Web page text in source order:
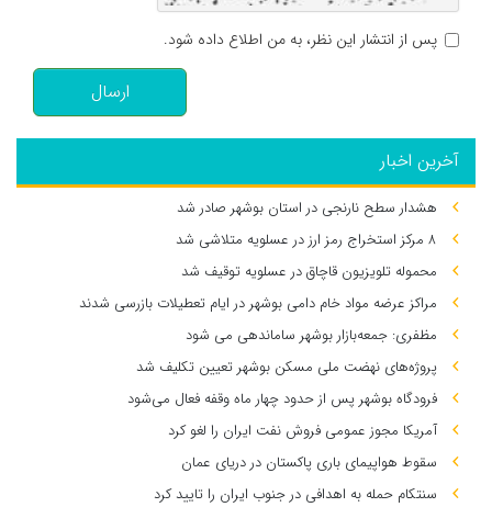
پس از انتشار این نظر، به من اطلاع داده شود.
ارسال
آخرین اخبار
هشدار سطح نارنجی در استان بوشهر صادر شد
۸ مرکز استخراج رمز ارز در عسلویه متلاشی شد
محموله تلویزیون قاچاق در عسلویه توقیف شد
مراکز عرضه مواد خام دامی بوشهر در ایام تعطیلات بازرسی شدند
مظفری: جمعه‌بازار بوشهر ساماندهی می‌ شود
پروژه‌های نهضت ملی مسکن بوشهر تعیین تکلیف شد
فرودگاه بوشهر پس از حدود چهار ماه وقفه فعال می‌شود
آمریکا مجوز عمومی فروش نفت ایران را لغو کرد
سقوط هواپیمای باری پاکستان در دریای عمان
سنتکام حمله به اهدافی در جنوب ایران را تایید کرد